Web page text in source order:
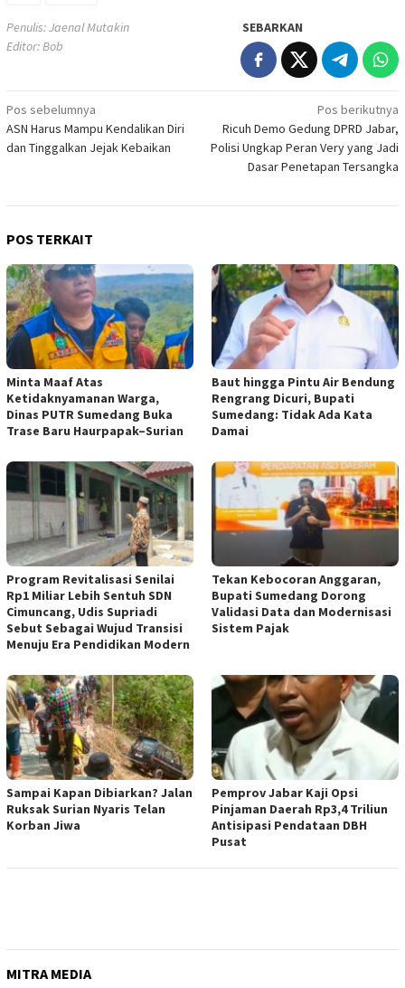
Penulis: Jaenal Mutakin
Editor: Bob
SEBARKAN
Navigasi
pos
Pos sebelumnya
ASN Harus Mampu Kendalikan Diri
dan Tinggalkan Jejak Kebaikan
Pos berikutnya
Ricuh Demo Gedung DPRD Jabar,
Polisi Ungkap Peran Very yang Jadi
Dasar Penetapan Tersangka
POS TERKAIT
Minta Maaf Atas
Ketidaknyamanan Warga,
Dinas PUTR Sumedang Buka
Trase Baru Haurpapak–Surian
Baut hingga Pintu Air Bendung
Rengrang Dicuri, Bupati
Sumedang: Tidak Ada Kata
Damai
Program Revitalisasi Senilai
Rp1 Miliar Lebih Sentuh SDN
Cimuncang, Udis Supriadi
Sebut Sebagai Wujud Transisi
Menuju Era Pendidikan Modern
Tekan Kebocoran Anggaran,
Bupati Sumedang Dorong
Validasi Data dan Modernisasi
Sistem Pajak
Sampai Kapan Dibiarkan? Jalan
Ruksak Surian Nyaris Telan
Korban Jiwa
Pemprov Jabar Kaji Opsi
Pinjaman Daerah Rp3,4 Triliun
Antisipasi Pendataan DBH
Pusat
MITRA MEDIA